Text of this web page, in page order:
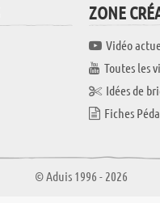
ZONE
Vidéo
Toutes les
Idées de
Fiches
© Aduis 1996 - 2026